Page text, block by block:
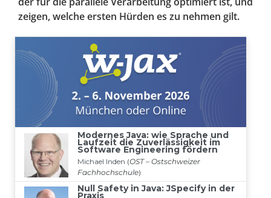
zeigen, welche ersten Hürden es zu nehmen gilt.